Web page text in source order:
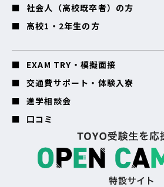
社会人（高校既卒者）の方
高校1・2年生の方
EXAM TRY・模擬面接
交通費サポート・体験入寮
進学相談会
口コミ